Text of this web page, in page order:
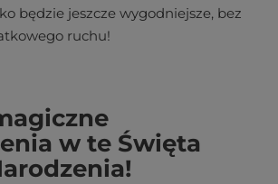
będzie jeszcze wygodniejsze, bez
ruchu!
w te Święta